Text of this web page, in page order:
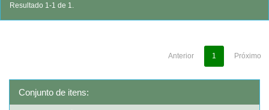
Resultado 1-1 de 1.
Anterior 1 Próximo
Conjunto de itens: